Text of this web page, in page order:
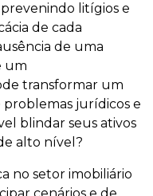
litígios e
de cada
de uma
um
transformar um
jurídicos e
blindar seus ativos
alto nível?
no setor imobiliário